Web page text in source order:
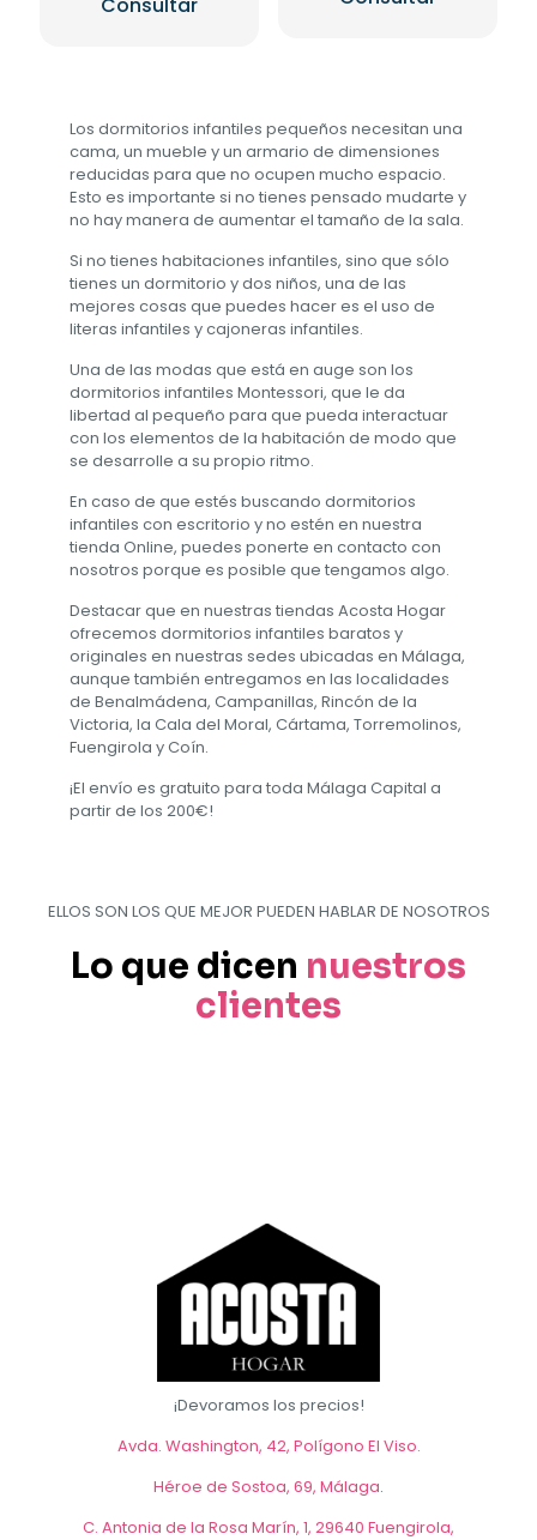
Los dormitorios infantiles pequeños necesitan una
cama, un mueble y un armario de dimensiones
reducidas para que no ocupen mucho espacio.
Esto es importante si no tienes pensado mudarte y
no hay manera de aumentar el tamaño de la sala.
Si no tienes habitaciones infantiles, sino que sólo
tienes un dormitorio y dos niños, una de las
mejores cosas que puedes hacer es el uso de
literas infantiles y cajoneras infantiles.
Una de las modas que está en auge son los
dormitorios infantiles Montessori, que le da
libertad al pequeño para que pueda interactuar
con los elementos de la habitación de modo que
se desarrolle a su propio ritmo.
En caso de que estés buscando dormitorios
infantiles con escritorio y no estén en nuestra
tienda Online, puedes ponerte en contacto con
nosotros porque es posible que tengamos algo.
Destacar que en nuestras tiendas Acosta Hogar
ofrecemos dormitorios infantiles baratos y
originales en nuestras sedes ubicadas en Málaga,
aunque también entregamos en las localidades
de Benalmádena, Campanillas, Rincón de la
Victoria, la Cala del Moral, Cártama, Torremolinos,
Fuengirola y Coín.
¡El envío es gratuito para toda Málaga Capital a
partir de los 200€!
ELLOS SON LOS QUE MEJOR PUEDEN HABLAR DE NOSOTROS
Lo que dicen nuestros
clientes
¡Devoramos los precios!
Avda. Washington, 42, Polígono El Viso.
Héroe de Sostoa, 69, Málaga.
C. Antonia de la Rosa Marín, 1, 29640 Fuengirola,